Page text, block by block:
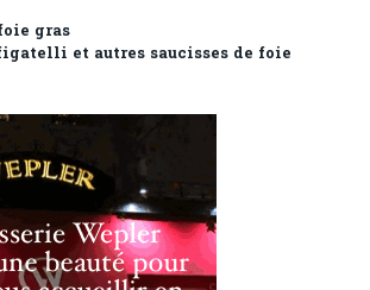
gras
et autres saucisses de foie